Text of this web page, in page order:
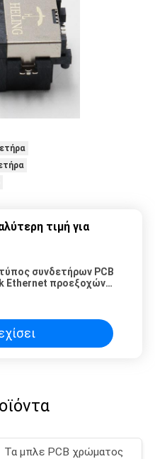
τιμή για
συνδετήρων PCB
Ethernet προεξοχών
Τα μπλε PCB χρώματος